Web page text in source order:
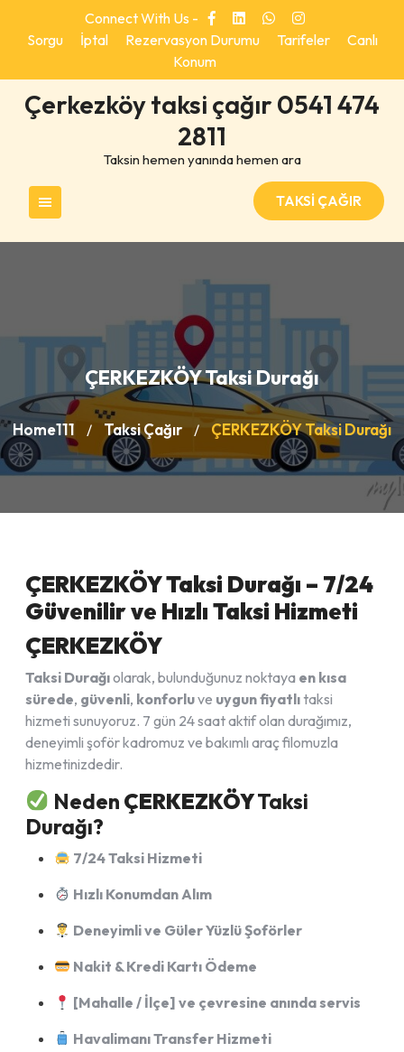
Connect With Us -
Sorgu
İptal Rezervasyon Durumu Tarifeler
Canlı
Konum
Çerkezköy taksi çağır 0541 474
2811
Taksin hemen yanında hemen ara
TAKSİ ÇAĞIR
ÇERKEZKÖY Taksi Durağı
Home111 / Taksi Çağır / ÇERKEZKÖY Taksi Durağı
ÇERKEZKÖY Taksi Durağı – 7/24
Güvenilir ve Hızlı Taksi Hizmeti
ÇERKEZKÖY
Taksi Durağıolarak, bulunduğunuz noktaya en kısa
sürede, güvenli, konforluve uygun fiyatlı taksi
hizmeti sunuyoruz. 7 gün 24 saat aktif olan durağımız,
deneyimli şoför kadromuz ve bakımlı araç filomuzla
hizmetinizdedir.
Neden ÇERKEZKÖYTaksi
Durağı?
7/24 Taksi Hizmeti
Hızlı Konumdan Alım
Deneyimli ve Güler Yüzlü Şoförler
Nakit & Kredi Kartı Ödeme
[Mahalle / İlçe] ve çevresine anında servis
Havalimanı Transfer Hizmeti